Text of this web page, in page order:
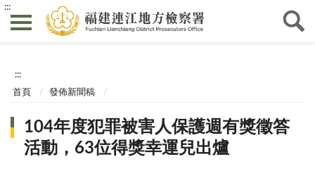
:::
:::
首頁 發佈新聞稿
104年度犯罪被害人保護週有獎徵答
活動，63位得獎幸運兒出爐